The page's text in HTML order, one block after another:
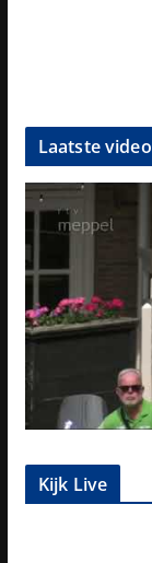
Laatste video
Kijk Live